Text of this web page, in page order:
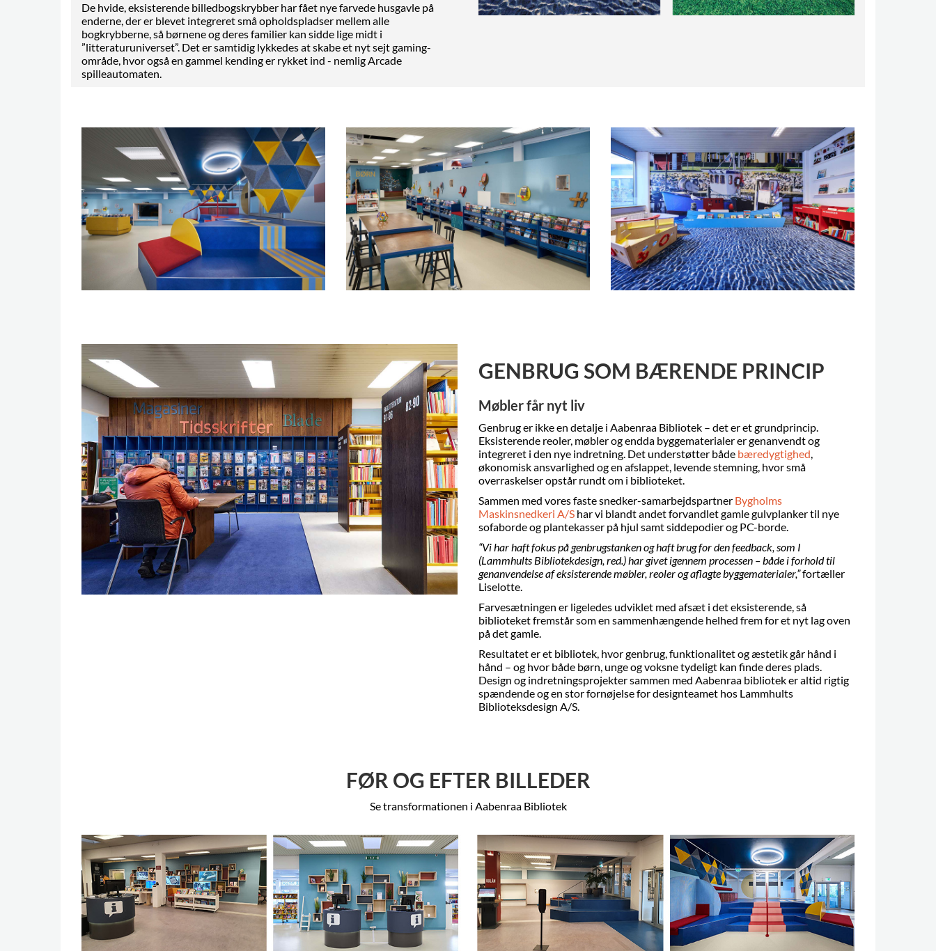
De hvide, eksisterende billedbogskrybber har fået nye farvede husgavle på
enderne, der er blevet integreret små opholdspladser mellem alle
bogkrybberne, så børnene og deres familier kan sidde lige midt i
”litteraturuniverset”. Det er samtidig lykkedes at skabe et nyt sejt gaming-
område, hvor også en gammel kending er rykket ind - nemlig Arcade
spilleautomaten.
GENBRUG SOM BÆRENDE PRINCIP
Møbler får nyt liv
Genbrug er ikke en detalje i Aabenraa Bibliotek – det er et grundprincip.
Eksisterende reoler, møbler og endda byggematerialer er genanvendt og
integreret i den nye indretning. Det understøtter både bæredygtighed
økonomisk ansvarlighed og en afslappet, levende stemning, hvor små
overraskelser opstår rundt om i biblioteket.
Sammen med vores faste snedker-samarbejdspartner Bygholms
Maskinsnedkeri A/S har vi blandt andet forvandlet gamle gulvplanker til nye
sofaborde og plantekasser på hjul samt siddepodier og PC-borde.
“Vi har haft fokus på genbrugstanken og haft brug for den feedback, som I
(Lammhults Bibliotekdesign, red.) har givet igennem processen – både i forhold til
genanvendelse af eksisterende møbler, reoler og aflagte byggematerialer,”fortæller
Liselotte.
Farvesætningen er ligeledes udviklet med afsæt i det eksisterende, så
biblioteket fremstår som en sammenhængende helhed frem for et nyt lag oven
på det gamle.
Resultatet er et bibliotek, hvor genbrug, funktionalitet og æstetik går hånd i
hånd – og hvor både børn, unge og voksne tydeligt kan finde deres plads.
Design og indretningsprojekter sammen med Aabenraa bibliotek er altid rigtig
spændende og en stor fornøjelse for designteamet hos Lammhults
Biblioteksdesign A/S.
FØR OG EFTER BILLEDER
Se transformationen i Aabenraa Bibliotek